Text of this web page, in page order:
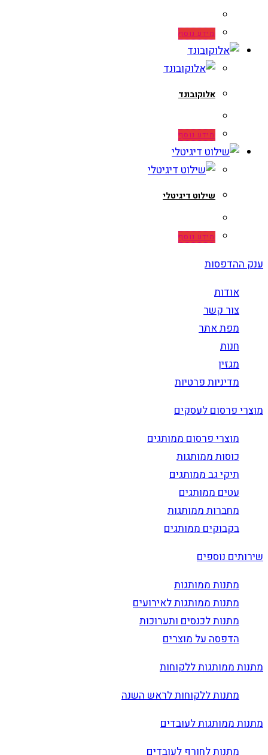
מידע נוסף
אלוקובונד
מידע נוסף
שילוט דיגיטלי
מידע נוסף
ענק ההדפסות
אודות
צור קשר
מפת אתר
חנות
מגזין
מדיניות פרטיות
מוצרי פרסום לעסקים
מוצרי פרסום ממותגים
כוסות ממותגות
תיקי גב ממותגים
עטים ממותגים
מחברות ממותגות
בקבוקים ממותגים
שירותים נוספים
מתנות ממותגות
מתנות ממותגות לאירועים
מתנות לכנסים ותערוכות
הדפסה על מוצרים
מתנות ממותגות ללקוחות
מתנות ללקוחות לראש השנה
מתנות ממותגות לעובדים
מתנות לחורף לעובדים